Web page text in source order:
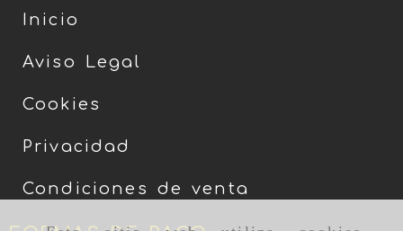
Inicio
Aviso Legal
Cookies
Privacidad
Condiciones de venta